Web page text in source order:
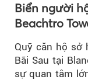
Biển người
Beachtro
Quỹ căn hộ sở
Bãi Sau tại
sự quan tâm